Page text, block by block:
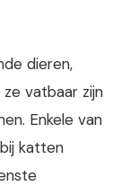
dieren,
ze vatbaar zijn
Enkele van
katten